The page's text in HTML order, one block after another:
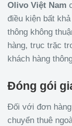
Olivo Việt Nam
điều kiện bất
thông không
hàng, trục trặc
khách hàng
Đóng gói
Đối với đơn
chuyển thuê